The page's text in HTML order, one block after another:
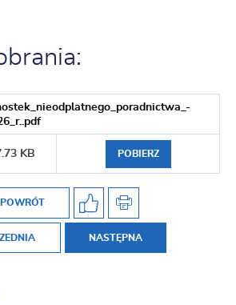
KB POBIERZ
POWRÓT
NASTĘPNA